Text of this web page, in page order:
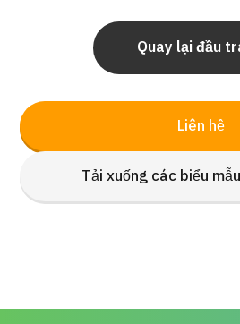
Liên hệ
Tải xuống các biểu
Quay lại đầu